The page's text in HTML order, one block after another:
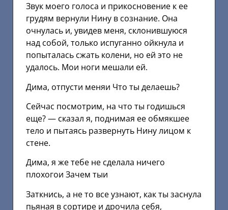
Звук моего голоса и прикосновение к ее
грудям вернули Нину в сознание. Она
очнулась и, увидев меня, склонившуюся
над собой, только испуганно ойкнула и
попыталась сжать колени, но ей это не
удалось. Мои ноги мешали ей.
Дима, отпусти меняи Что ты делаешь?
Сейчас посмотрим, на что ты годишься
еще? — сказал я, поднимая ее обмякшее
тело и пытаясь развернуть Нину лицом к
стене.
Дима, я же тебе не сделала ничего
плохогои Зачем тыи
Заткнись, а не то все узнают, как ты заснула
пьяная в сортире и дрочила себя,